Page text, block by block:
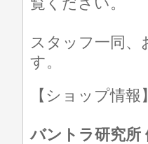
スタッフ一同
す。
【ショップ情
バントラ研究